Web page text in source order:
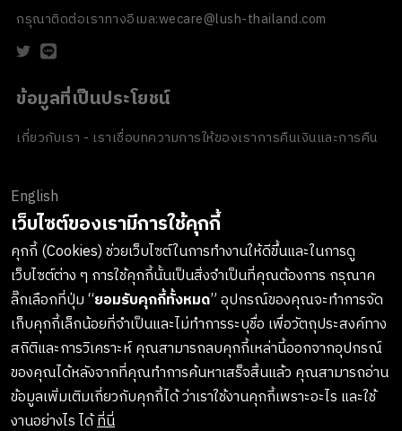
กรุณาติดต่อเราทางอีเมล:wecare@lush-thailand.com
ข้อมูลที่เป็นประโยชน์
เกี่ยวกับเรา - เราเชื่อบทความการให้ของเราการคืนเงินและการคืน
ช่องทางการชำระเงิน
ลงทะเบียนรับข่าวสารจาก LUSH
เกาะติดทุกการอัพเดทสินค้าใหม่ๆ กิจกรรมต่างๆและอื่นๆอีกมากมาย
ทางบริษัทจะไม่เปิดเผยหรือเผยแพร่ข้อมูลส่วนตัวของคุณให้แก่
บุคคลที่สาม และคุณสามารถกดยกเลิกรับข่าวสารได้ทุกเมื่อ
English
เว็บไซต์ของเรามีการใช้คุกกี้
คุกกี้ (Cookies) ช่วยเว็บไซต์ในการทำงานให้ดีขึ้นและในการดู
เว็บไซต์ต่าง ๆ การใช้คุกกี้นั้นเป็นสิ่งจำเป็นที่คุณต้องการ กรุณาค
ลิ๊กเลือกที่ปุ่ม “ยอมรับคุกกี้ทั้งหมด” อุปกรณ์ของคุณจะทำการจัด
เก็บคุกกี้เล็กน้อยที่จำเป็นและไม่ทำการระบุชื่อ เพื่อวัตถุประสงค์ทาง
สถิติและการวิเคราะห์ คุณสามารถลบคุกกี้เหล่านี้ออกจากอุปกรณ์
ของคุณได้หลังจากที่คุณทำการค้นหาเสร็จสิ้นแล้ว คุณสามารถอ่าน
ข้อมูลเพิ่มเติมเกี่ยวกับคุกกี้ได้ ว่าเราใช้งานคุกกี้เพราะอะไร และใช้
งานอย่างไร ได้ที่นี่